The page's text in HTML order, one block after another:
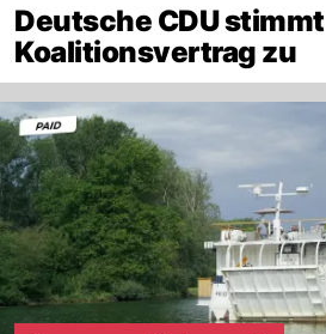
Deutsche CDU stimmt
Koalitionsvertrag zu